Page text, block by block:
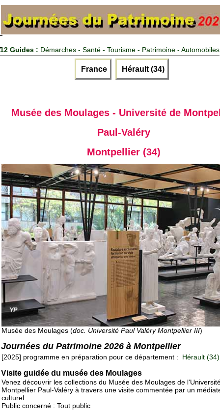
12 Guides : Démarches - Santé - Tourisme - Patrimoine - Automobiles
France Hérault (34)
Musée des Moulages - Université de
Paul-Valéry
Montpellier (34)
Musée des Moulages (doc. Université Paul Valéry Montpellier III)
Journées du Patrimoine 2026 à Montpellier
[2025] programme en préparation pour ce département : Hérault (34)
Visite guidée du musée des Moulages
Venez découvrir les collections du Musée des Moulages de
Montpellier Paul-Valéry à travers une visite commentée par un
culturel
Public concerné : Tout public